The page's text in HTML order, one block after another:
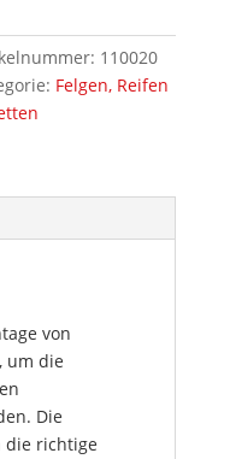
110020
Felgen, Reifen
von
um die
Die
die richtige